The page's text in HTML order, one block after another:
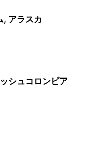
, アラスカ
シュコロンビア